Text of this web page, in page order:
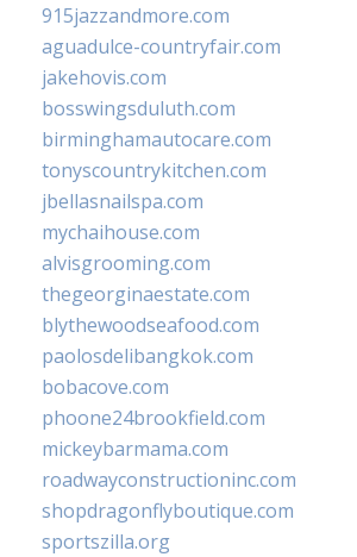
915jazzandmore.com
aguadulce-countryfair.com
jakehovis.com
bosswingsduluth.com
birminghamautocare.com
tonyscountrykitchen.com
jbellasnailspa.com
mychaihouse.com
alvisgrooming.com
thegeorginaestate.com
blythewoodseafood.com
paolosdelibangkok.com
bobacove.com
phoone24brookfield.com
mickeybarmama.com
roadwayconstructioninc.com
shopdragonflyboutique.com
sportszilla.org